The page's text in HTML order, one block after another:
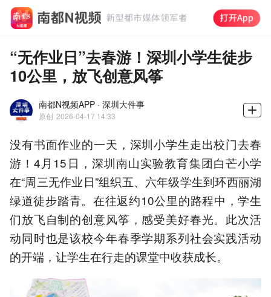
“无作业日”去春游！深圳小学生徒步
10公里，放飞创意风筝
南都N视频APP · 深圳大件事
原创 2026-04-17 14:33
没有书面作业的一天，深圳小学生走出校门去春
游！4月15日，深圳南山实验教育集团白芒小学
在“周三无作业日”组织五、六年级学生到环西丽湖
绿道徒步踏青。在往返约10公里的路程中，学生
们放飞自制的创意风筝，感受美好春光。此次活
动同时也是该校今年春季学期系列社会实践活动
的开端，让学生在行走的课堂中收获成长。